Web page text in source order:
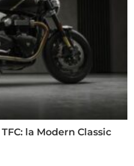
la Modern Classic